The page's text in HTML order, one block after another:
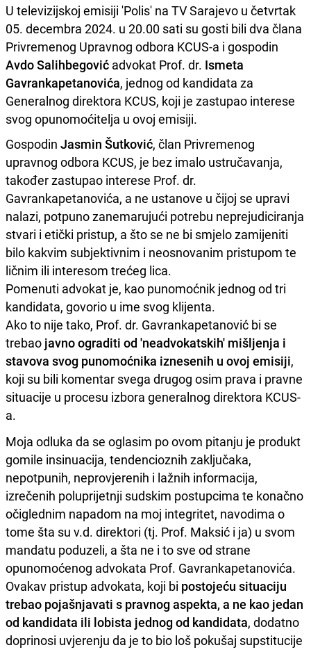
U televizijskoj emisiji 'Polis' na TV Sarajevo u četvrtak
05. decembra 2024. u 20.00 sati su gosti bili dva člana
Privremenog Upravnog odbora KCUS-a i gospodin
Avdo Salihbegović advokat Prof. dr. Ismeta
Gavrankapetanovića, jednog od kandidata za
Generalnog direktora KCUS, koji je zastupao interese
svog opunomoćitelja u ovoj emisiji.
Gospodin Jasmin Šutković, član Privremenog
upravnog odbora KCUS, je bez imalo ustručavanja,
također zastupao interese Prof. dr.
Gavrankapetanovića, a ne ustanove u čijoj se upravi
nalazi, potpuno zanemarujući potrebu neprejudiciranja
stvari i etički pristup, a što se ne bi smjelo zamijeniti
bilo kakvim subjektivnim i neosnovanim pristupom te
ličnim ili interesom trećeg lica.
Pomenuti advokat je, kao punomoćnik jednog od tri
kandidata, govorio u ime svog klijenta.
Ako to nije tako, Prof. dr. Gavrankapetanović bi se
trebao javno ograditi od 'neadvokatskih' mišljenja i
stavova svog punomoćnika iznesenih u ovoj emisiji,
koji su bili komentar svega drugog osim prava i pravne
situacije u procesu izbora generalnog direktora KCUS-
a.
Moja odluka da se oglasim po ovom pitanju je produkt
gomile insinuacija, tendencioznih zaključaka,
nepotpunih, neprovjerenih i lažnih informacija,
izrečenih poluprijetnji sudskim postupcima te konačno
očiglednim napadom na moj integritet, navodima o
tome šta su v.d. direktori (tj. Prof. Maksić i ja) u svom
mandatu poduzeli, a šta ne i to sve od strane
opunomoćenog advokata Prof. Gavrankapetanovića.
Ovakav pristup advokata, koji bi postojeću situaciju
trebao pojašnjavati s pravnog aspekta, a ne kao jedan
od kandidata ili lobista jednog od kandidata, dodatno
doprinosi uvjerenju da je to bio loš pokušaj supstitucije